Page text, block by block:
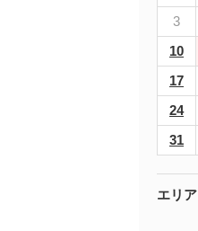
3
10
17
24
31
エリア